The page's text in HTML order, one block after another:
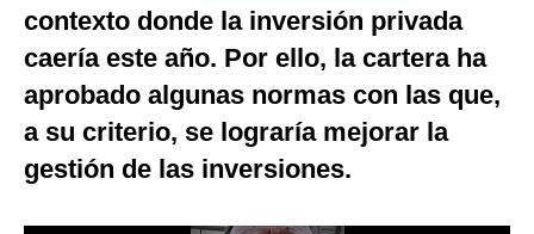
México
España
Internacional
Tecnología
Club del Suscriptor
contexto donde la inversión privada
caería este año. Por ello, la cartera ha
aprobado algunas normas con las que,
a su criterio, se lograría mejorar la
gestión de las inversiones.